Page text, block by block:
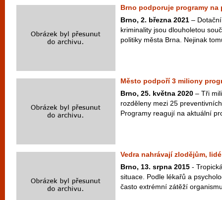
Brno podporuje programy na
Brno, 2. března 2021 –
kriminality jsou dlouholetou
politiky města Brna. Nejinak
Město podpoří 3 miliony
Brno, 25. května 2020 – Tři
rozděleny mezi 25
Programy reagují na aktuální
Vedra nahrávají zlodějům,
Brno, 13. srpna 2015 -
situace. Podle lékařů a
často extrémní zátěží